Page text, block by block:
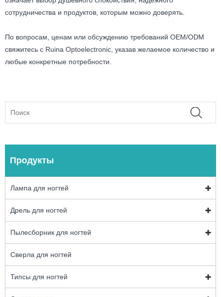
сотрудничества и продуктов, которым можно доверять.
По вопросам, ценам или обсуждению требований OEM/ODM
свяжитесь с Ruina Optoelectronic, указав желаемое количество и
любые конкретные потребности.
Продукты
Лампа для ногтей
Дрель для ногтей
Пылесборник для ногтей
Сверла для ногтей
Типсы для ногтей